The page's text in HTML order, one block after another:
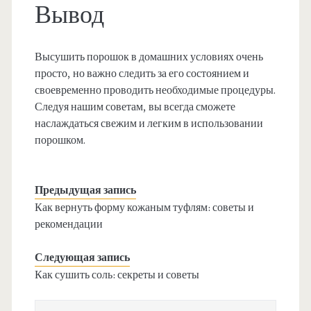
Вывод
Высушить порошок в домашних условиях очень
просто, но важно следить за его состоянием и
своевременно проводить необходимые процедуры.
Следуя нашим советам, вы всегда сможете
наслаждаться свежим и легким в использовании
порошком.
Предыдущая запись
Как вернуть форму кожаным туфлям: советы и
рекомендации
Следующая запись
Как сушить соль: секреты и советы